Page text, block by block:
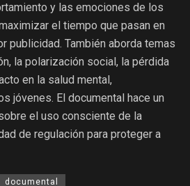
y las emociones de los
el tiempo que pasan en
publicidad. También aborda temas
la polarización social, la pérdida
en la salud mental,
jóvenes. El documental hace un
el uso consciente de la
de regulación para proteger a
documental